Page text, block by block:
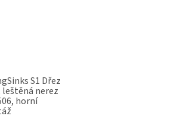
S1 Dřez
leštěná nerez
horní